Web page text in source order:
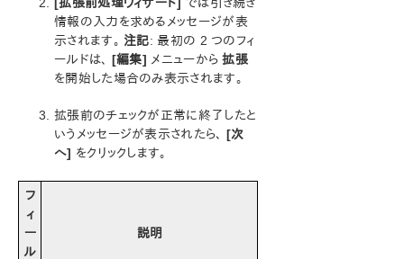
SIOS Protection Suite インストレーションガイド
SIOS Protection Suite for Windows テクニカルドキュ
メンテーション
アプリケーションリカバリーキット
Recovery Kit for EC2™ 管理ガイド
Checks
情報の入力を求めるメッセージが表
示されます。 注記: 最初の 2 つのフィ
ールドは、 [編集] メニューから拡張
を開始した場合のみ表示されます。
拡張前のチェックが正常に終了したと
いうメッセージが表示されたら、 [次
へ] をクリックします。
フ
ィ
ー
ル
説明